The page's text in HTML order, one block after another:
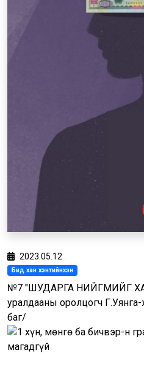
2023.05.12
Бид хан хэнтийнхэн
№7 "ШУДАРГА НИЙГМИЙГ
уралдааны оролцогч
баг/